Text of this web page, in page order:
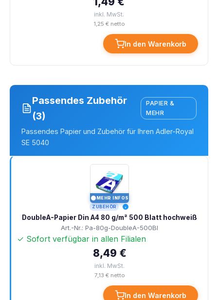
inkl. MwSt.
1,25 € netto
In den Warenkorb
Passendes Zubehör
(3)
PAPIER &
MEHR
Passendes Papier und Zubehör für Ihren Adler-Royal
SE 5040
MEHR INFOS
ZUBEHÖR
DoubleA-Papier Din A4 80 g/m² 500 Blatt hochweiß
Art.-Nr.: Pa-80g-DoubleA-500Bl
✓ Sofort verfügbar in allen Filialen
8,49 €
inkl. MwSt.
7,13 € netto
In den Warenkorb